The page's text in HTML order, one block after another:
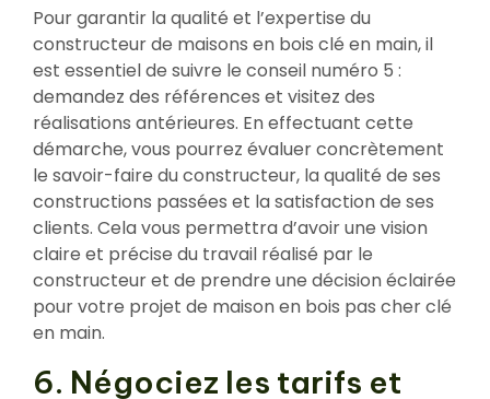
Pour garantir la qualité et l’expertise du
constructeur de maisons en bois clé en main, il
est essentiel de suivre le conseil numéro 5 :
demandez des références et visitez des
réalisations antérieures. En effectuant cette
démarche, vous pourrez évaluer concrètement
le savoir-faire du constructeur, la qualité de ses
constructions passées et la satisfaction de ses
clients. Cela vous permettra d’avoir une vision
claire et précise du travail réalisé par le
constructeur et de prendre une décision éclairée
pour votre projet de maison en bois pas cher clé
en main.
6. Négociez les tarifs et